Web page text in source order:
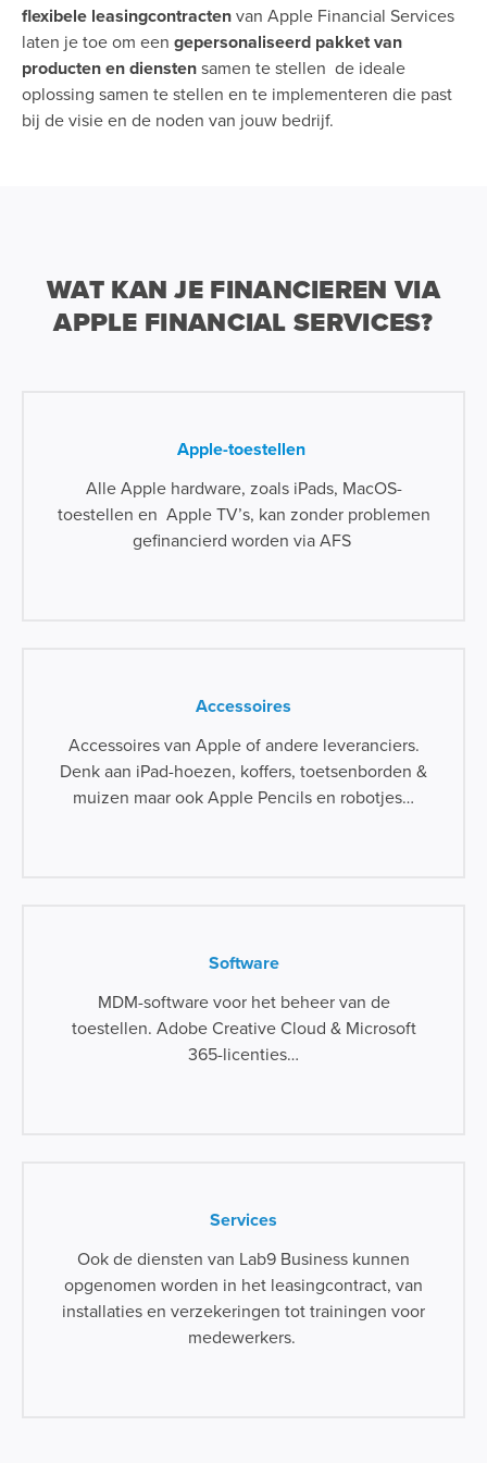
flexibele leasingcontractenvan Apple Financial Services
laten je toe om een gepersonaliseerd pakket van
producten en dienstensamen te stellen de ideale
oplossing samen te stellen en te implementeren die past
bij de visie en de noden van jouw bedrijf.
WAT KAN JE FINANCIEREN VIA
APPLE FINANCIAL SERVICES?
Apple-toestellen
Alle Apple hardware, zoals iPads, MacOS-
toestellen en Apple TV’s, kan zonder problemen
gefinancierd worden via AFS
Accessoires
Accessoires van Apple of andere leveranciers.
Denk aan iPad-hoezen, koffers, toetsenborden &
muizen maar ook Apple Pencils en robotjes…
Software
MDM-software voor het beheer van de
toestellen. Adobe Creative Cloud & Microsoft
365-licenties…
Services
Ook de diensten van Lab9 Business kunnen
opgenomen worden in het leasingcontract, van
installaties en verzekeringen tot trainingen voor
medewerkers.